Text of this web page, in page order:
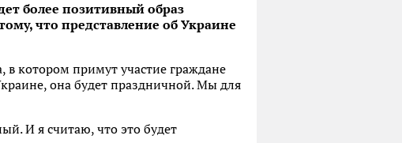
более позитивный образ
что представление об Украине
котором примут участие граждане
она будет праздничной. Мы для
И я считаю, что это будет